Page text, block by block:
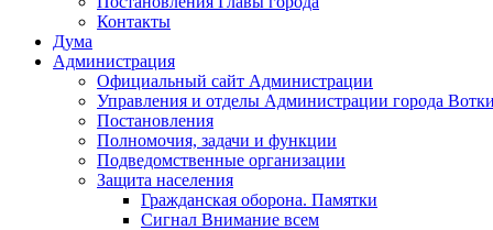
Контакты
Дума
Администрация
Официальный сайт Администрации
Управления и отделы Администрации города
Постановления
Полномочия, задачи и функции
Подведомственные организации
Защита населения
Гражданская оборона. Памятки
Сигнал Внимание всем